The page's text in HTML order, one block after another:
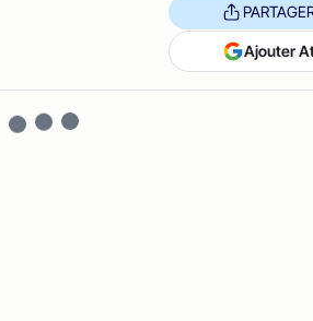
Ajouter